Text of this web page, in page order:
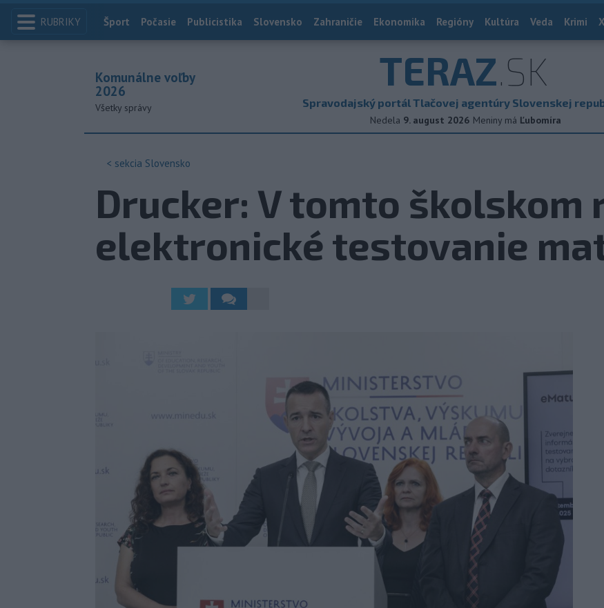
RUBRIKY Index
Šport Počasie Publicistika Slovensko Zahraničie Ekonomika Regióny Kultúra Veda Krimi
TERAZ.SK
Spravodajský portál Tlačovej agentúry Slovenskej
Nedela 9. august 2026 Meniny má Ľubomíra
Komunálne voľby
2026
Všetky správy
< sekcia Slovensko
Drucker: V tomto školskom
elektronické testovanie